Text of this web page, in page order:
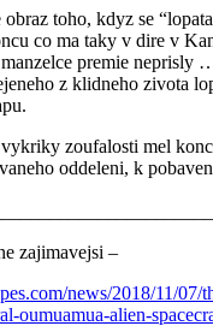
toho, kdyz se
co ma taky v dire v
premie neprisly
z klidneho zivota
zoufalosti mel
oddeleni, k
zajimavejsi –
news/2018/11/07/
oumuamua-alien-